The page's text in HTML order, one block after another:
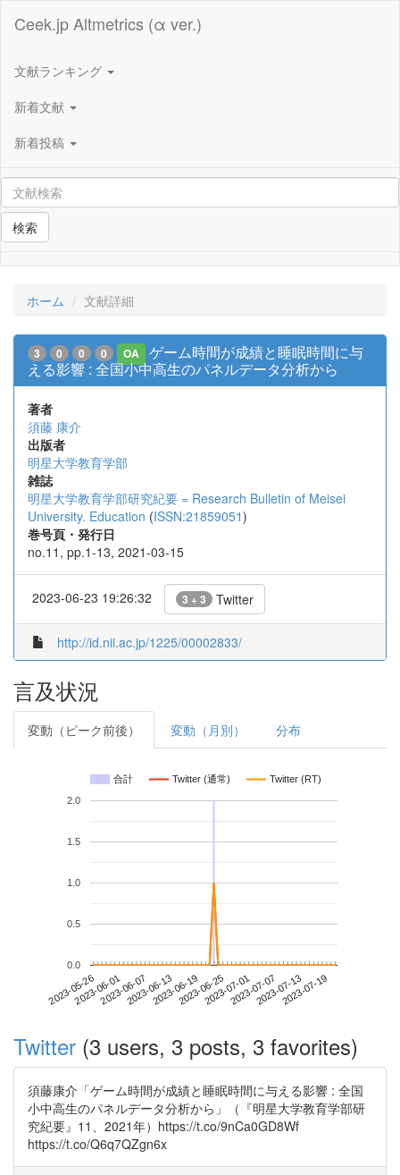
Ceek.jp Altmetrics (α ver.)
文献ランキング
新着文献
新着投稿
検索
ホーム 文献詳細
3 0 0 0 OA
ゲーム時間が成績と睡眠時間に与
える影響 : 全国小中高生のパネルデータ分析から
著者
須藤 康介
出版者
明星大学教育学部
雑誌
明星大学教育学部研究紀要 = Research Bulletin of Meisei
University. Education (ISSN:21859051)
巻号頁・発行日
no.11, pp.1-13, 2021-03-15
2023-06-23 19:26:32 3 + 3 Twitter
http://id.nii.ac.jp/1225/00002833/
言及状況
変動（ピーク前後） 変動（月別） 分布
合計 Twitter (通常) Twitter (RT)
2023-05-262023-06-012023-06-072023-06-132023-06-192023-06-252023-07-012023-07-072023-07-132023-07-19
0.0
0.5
1.0
1.5
2.0
Twitter (3 users, 3 posts, 3 favorites)
須藤康介「ゲーム時間が成績と睡眠時間に与える影響 : 全国
小中高生のパネルデータ分析から」（『明星大学教育学部研
究紀要』11、2021年）https://t.co/9nCa0GD8Wf
https://t.co/Q6q7QZgn6x